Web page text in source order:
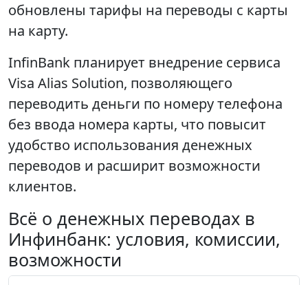
обновлены тарифы на переводы с карты
на карту.
InfinBank планирует внедрение сервиса
Visa Alias Solution, позволяющего
переводить деньги по номеру телефона
без ввода номера карты, что повысит
удобство использования денежных
переводов и расширит возможности
клиентов.
Всё о денежных переводах в
Инфинбанк: условия, комиссии,
возможности